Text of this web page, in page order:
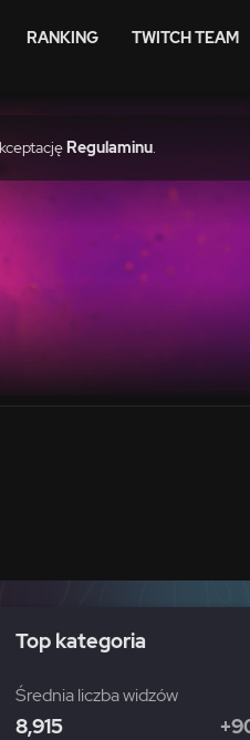
RANKING TWITCH TEAM
Regulaminu.
Top kategoria
Średnia liczba widzów
8,915